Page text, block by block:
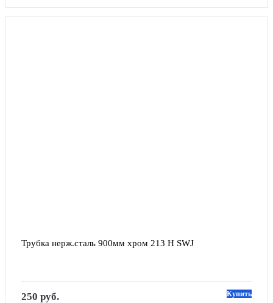
Трубка нерж.сталь 900мм хром 213 H SWJ
250 руб. Купить